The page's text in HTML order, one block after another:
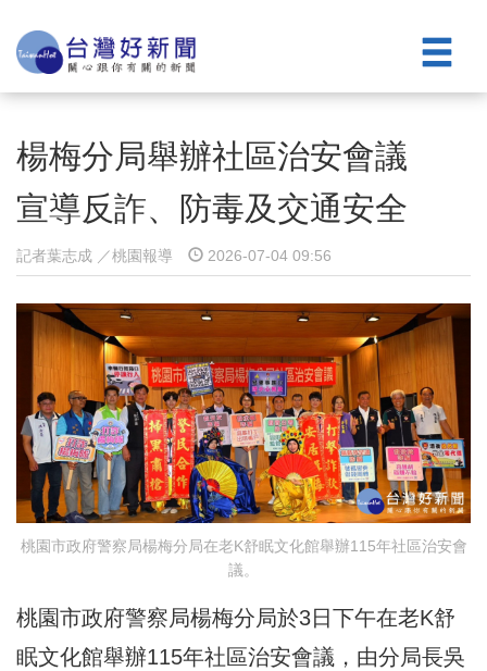
楊梅分局舉辦社區治安會議
宣導反詐、防毒及交通安全
記者葉志成 ／桃園報導 2026-07-04 09:56
桃園市政府警察局楊梅分局在老K舒眠文化館舉辦115年社區治安會
議。
桃園市政府警察局楊梅分局於3日下午在老K舒
眠文化館舉辦115年社區治安會議，由分局長吳